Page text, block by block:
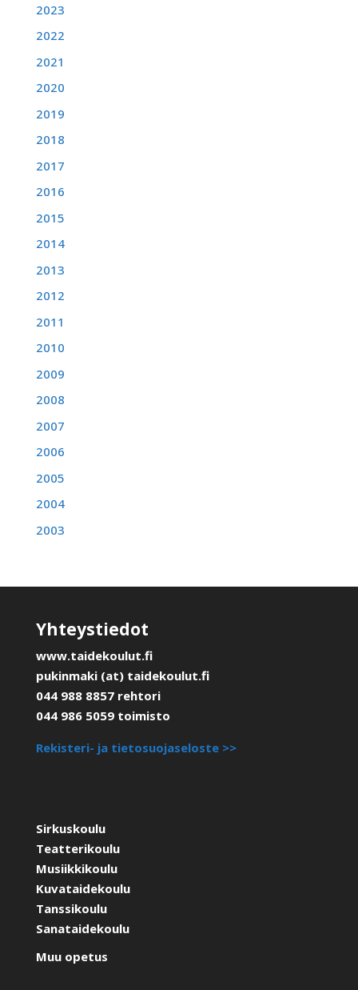
2023
2022
2021
2020
2019
2018
2017
2016
2015
2014
2013
2012
2011
2010
2009
2008
2007
2006
2005
2004
2003
Yhteystiedot
www.taidekoulut.fi
pukinmaki (at) taidekoulut.fi
044 988 8857 rehtori
044 986 5059 toimisto
Rekisteri- ja tietosuojaseloste >>
Sirkuskoulu
Teatterikoulu
Musiikkikoulu
Kuvataidekoulu
Tanssikoulu
Sanataidekoulu
Muu opetus